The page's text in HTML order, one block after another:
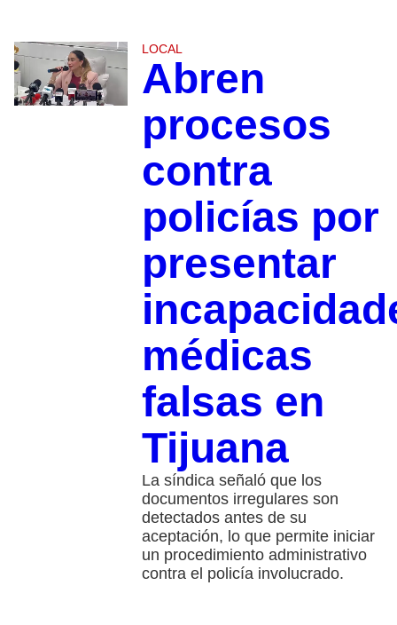
LOCAL
Abren
procesos
contra
policías por
presentar
médicas
falsas en
Tijuana
La síndica señaló que los
documentos irregulares son
detectados antes de su
aceptación, lo que permite iniciar
un procedimiento administrativo
contra el policía involucrado.